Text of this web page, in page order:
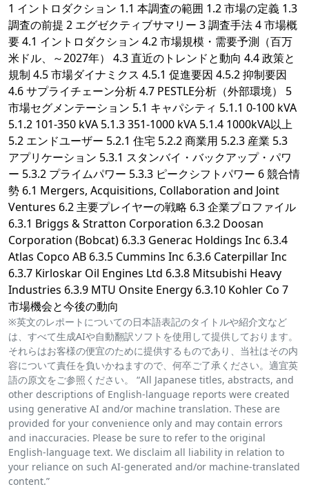
1 イントロダクション 1.1 本調査の範囲 1.2 市場の定義 1.3
調査の前提 2 エグゼクティブサマリー 3 調査手法 4 市場概
要 4.1 イントロダクション 4.2 市場規模・需要予測（百万
米ドル、～2027年） 4.3 直近のトレンドと動向 4.4 政策と
規制 4.5 市場ダイナミクス 4.5.1 促進要因 4.5.2 抑制要因
4.6 サプライチェーン分析 4.7 PESTLE分析（外部環境） 5
市場セグメンテーション 5.1 キャパシティ 5.1.1 0-100 kVA
5.1.2 101-350 kVA 5.1.3 351-1000 kVA 5.1.4 1000kVA以上
5.2 エンドユーザー 5.2.1 住宅 5.2.2 商業用 5.2.3 産業 5.3
アプリケーション 5.3.1 スタンバイ・バックアップ・パワ
ー 5.3.2 プライムパワー 5.3.3 ピークシフトパワー 6 競合情
勢 6.1 Mergers, Acquisitions, Collaboration and Joint
Ventures 6.2 主要プレイヤーの戦略 6.3 企業プロファイル
6.3.1 Briggs & Stratton Corporation 6.3.2 Doosan
Corporation (Bobcat) 6.3.3 Generac Holdings Inc 6.3.4
Atlas Copco AB 6.3.5 Cummins Inc 6.3.6 Caterpillar Inc
6.3.7 Kirloskar Oil Engines Ltd 6.3.8 Mitsubishi Heavy
Industries 6.3.9 MTU Onsite Energy 6.3.10 Kohler Co 7
市場機会と今後の動向
※英文のレポートについての日本語表記のタイトルや紹介文など
は、すべて生成AIや自動翻訳ソフトを使用して提供しております。
それらはお客様の便宜のために提供するものであり、当社はその内
容について責任を負いかねますので、何卒ご了承ください。適宜英
語の原文をご参照ください。 “All Japanese titles, abstracts, and
other descriptions of English-language reports were created
using generative AI and/or machine translation. These are
provided for your convenience only and may contain errors
and inaccuracies. Please be sure to refer to the original
English-language text. We disclaim all liability in relation to
your reliance on such AI-generated and/or machine-translated
content.”